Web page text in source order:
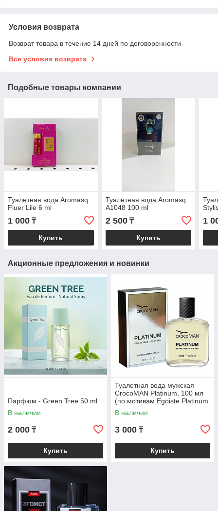
Условия возврата
Возврат товара в течение 14 дней по договоренности
Все условия возврата
Подобные товары компании
Туалетная вода Aromasq
Fluer Lile 6 ml
1 000 ₸
Купить
Туалетная вода Aromasq
A1048 100 ml
2 500₸
Купить
1
Акционные предложения и новинки
Парфюм - Green Tree 50 ml
В наличии
2 000 ₸
Купить
Туалетная вода мужская
CrocoMAN Platinum, 100 мл
(по мотивам Egoiste Platinum
(Chanel)
В наличии
3 000 ₸
Купить